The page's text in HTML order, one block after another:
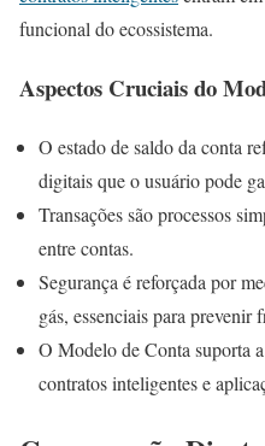
funcional do ecossistema.
Aspectos Cruciais do
O estado de saldo da conta
digitais que o usuário pode
Transações são processos
entre contas.
Segurança é reforçada por
gás, essenciais para prevenir
O Modelo de Conta suporta
contratos inteligentes e